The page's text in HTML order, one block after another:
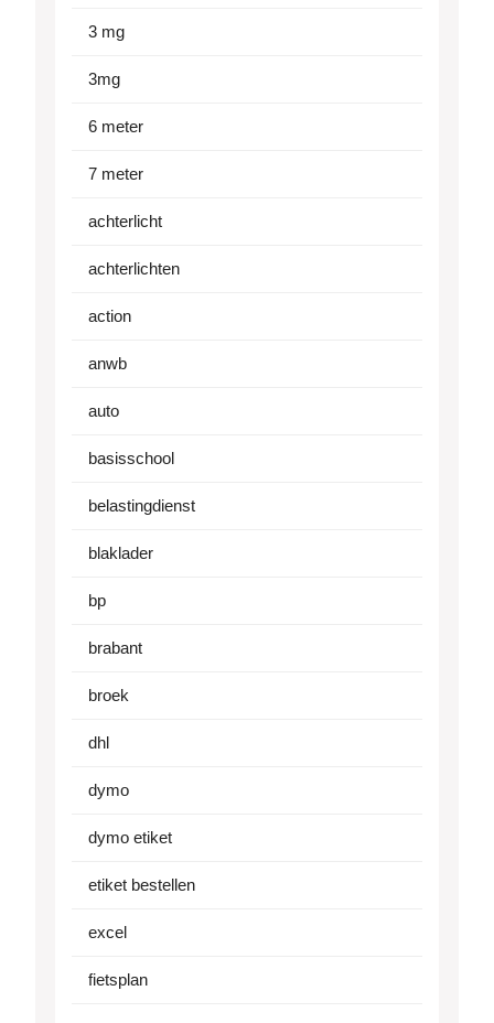
3 mg
3mg
6 meter
7 meter
achterlicht
achterlichten
action
anwb
auto
basisschool
belastingdienst
blaklader
bp
brabant
broek
dhl
dymo
dymo etiket
etiket bestellen
excel
fietsplan